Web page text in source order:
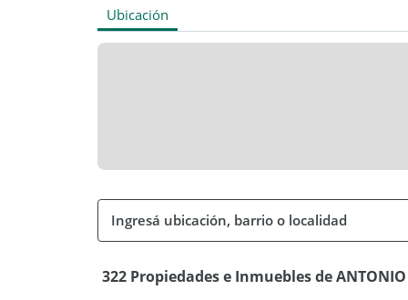
Ubicación
322 Propiedades e Inmuebles de ANTONIO